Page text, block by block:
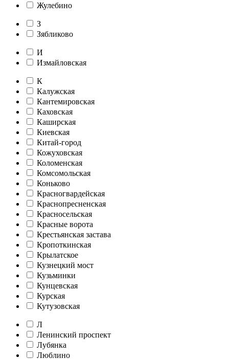
Жулебино
З
Зябликово
И
Измайловская
К
Калужская
Кантемировская
Каховская
Каширская
Киевская
Китай-город
Кожуховская
Коломенская
Комсомольская
Коньково
Красногвардейская
Краснопресненская
Красносельская
Красные ворота
Крестьянская застава
Кропоткинская
Крылатское
Кузнецкий мост
Кузьминки
Кунцевская
Курская
Кутузовская
Л
Ленинский проспект
Лубянка
Люблино